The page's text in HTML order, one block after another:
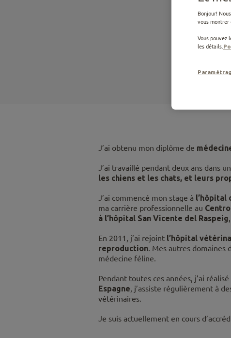
Chef du
J’ai obtenu mon diplôme de
J’ai travaillé pendant deux ans dans
les chiens et les chats, et leurs
J’ai commencé mon stage à l’hôpital
ma carrière professionnelle au
à l’hôpital San Vicente del Raspeig
En 2011, j’ai rejoint l’hôpital
reproduction. Mes autres domaines
médecine féline.
Pendant toutes ces années, j’ai réalisé
Espagne, j’assiste régulièrement à
vétérinaires.
Je suis actuellement en cours
Bonjour!
vous montrer
Vous pouvez
les détails.